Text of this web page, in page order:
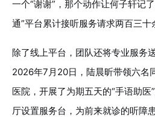
一个“谢谢”，那个动作让何子轩记
通”平台累计接听服务请求两百三十
除了线上平台，团队还将专业服务
2026年7月20日，陆晨昕带领六名
医院，开展了为期五天的“手语助
厅设置服务台，为前来就诊的听障